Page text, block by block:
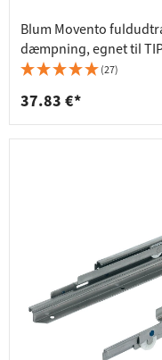
Blum Movento
dæmpning, egnet til
- 760H2700S (27)
37.83 €*